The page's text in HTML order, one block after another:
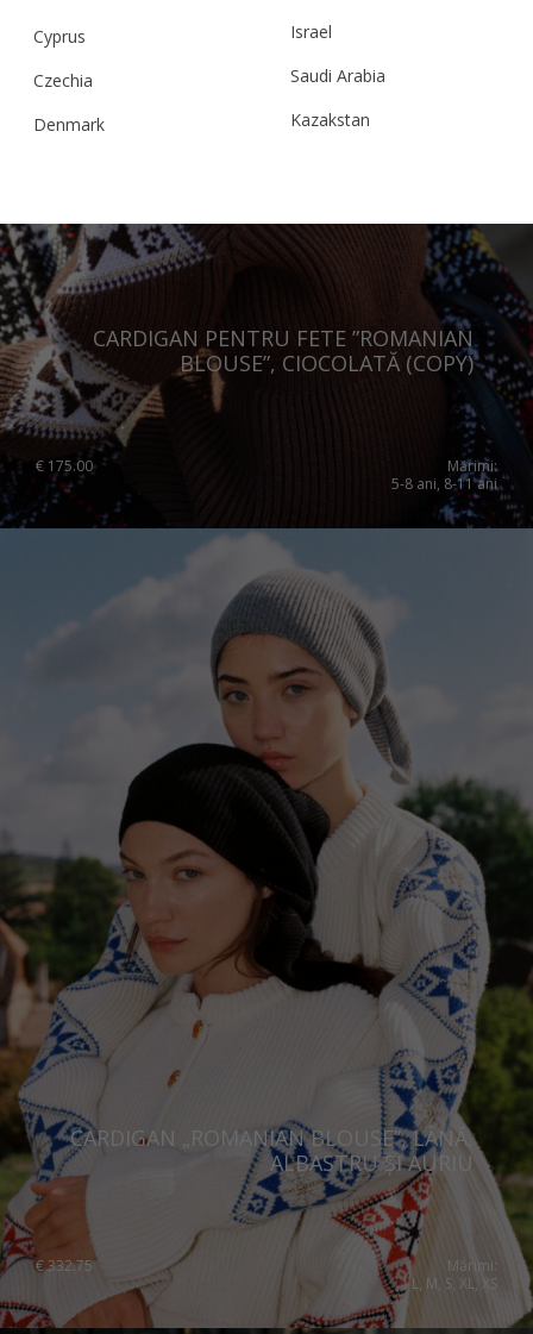
CARDIGAN PENTRU FETE ”ROMANIAN
BLOUSE”, CIOCOLATĂ (COPY)
€ 175.00
Mărimi:
5-8 ani, 8-11 ani
CARDIGAN „ROMANIAN BLOUSE”, LÂNĂ,
ALBASTRU ȘI AURIU
€332.75
Mărimi:
L, M, S, XL, XS
Cyprus
Czechia
Denmark
France
Germany
Ireland
Italy
Lithuania
Luxembourg
Netherlands
Sweden
Switzerland
Ukraine
United Kingdom
Israel
Saudi Arabia
Kazakstan
Hong Kong
Japan